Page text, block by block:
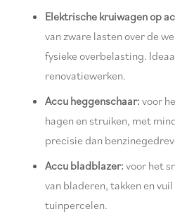
Elektrische kruiwagen op
van zware lasten over de
fysieke overbelasting.
renovatiewerken.
Accu heggenschaar: voor
hagen en struiken, met
precisie dan
Accu bladblazer: voor het
van bladeren, takken en
tuinpercelen.